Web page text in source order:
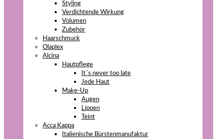
Styling
Verdichtende Wirkung
Volumen
Zubehör
Haarschmuck
Olaplex
Alcina
Hautpflege
It´s never too late
Jede Haut
Make-Up
Augen
Lippen
Teint
Acca Kappa
Italienische Bürstenmanufaktur